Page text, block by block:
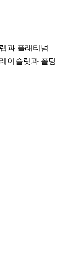
과 플래티넘
이슬릿과 폴딩